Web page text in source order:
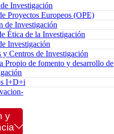
Investigación
Proyectos Europeos (OPE)
de Investigación
Ética de la Investigación
Investigación
y Centros de Investigación
Propio de fomento y desarrollo de
I+D+i
y